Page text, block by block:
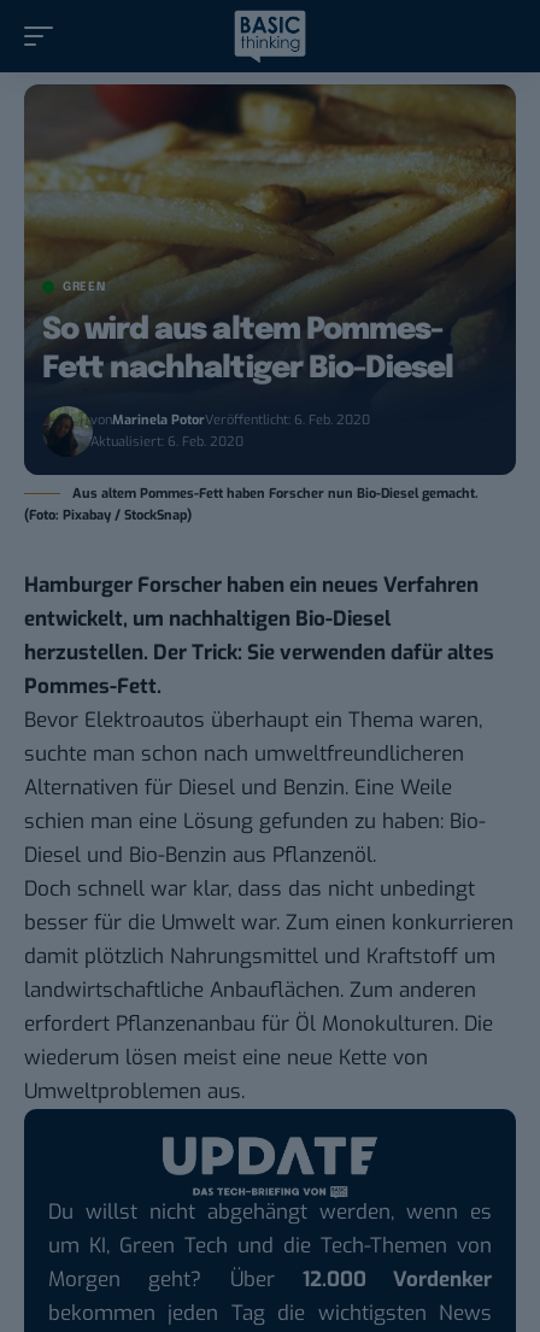
GREEN
So wird aus altem Pommes-
Fett nachhaltiger Bio-Diesel
vonMarinela PotorVeröffentlicht: 6. Feb. 2020
Aktualisiert: 6. Feb. 2020
Aus altem Pommes-Fett haben Forscher nun Bio-Diesel gemacht.
(Foto: Pixabay / StockSnap)
Hamburger Forscher haben ein neues Verfahren
entwickelt, um nachhaltigen Bio-Diesel
herzustellen. Der Trick: Sie verwenden dafür altes
Pommes-Fett.
Bevor Elektroautos überhaupt ein Thema waren,
suchte man schon nach umweltfreundlicheren
Alternativen für Diesel und Benzin. Eine Weile
schien man eine Lösung gefunden zu haben: Bio-
Diesel und Bio-Benzin aus Pflanzenöl.
Doch schnell war klar, dass das nicht unbedingt
besser für die Umwelt war. Zum einen konkurrieren
damit plötzlich Nahrungsmittel und Kraftstoff um
landwirtschaftliche Anbauflächen. Zum anderen
erfordert Pflanzenanbau für Öl Monokulturen. Die
wiederum lösen meist eine neue Kette von
Umweltproblemen aus.
Du willst nicht abgehängt werden, wenn es
um KI, Green Tech und die Tech-Themen von
Morgen geht? Über 12.000 Vordenker
bekommen jeden Tag die wichtigsten News